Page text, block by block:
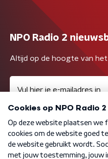
NPO Radio 2
Altijd op de hoogte van
Algemene voorwaarden